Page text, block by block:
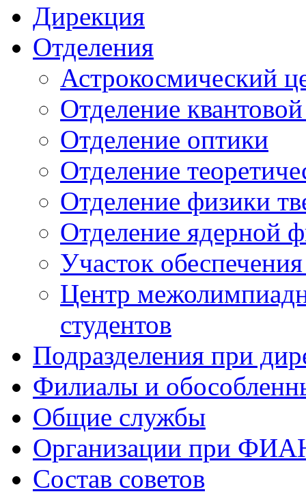
Дирекция
Отделения
Астрокосмический
Отделение
Отделение оптики
Отделение
Отделение физики
Отделение ядерной
Участок
Центр
студентов
Подразделения при
Филиалы и
Общие службы
Организации при
Состав советов